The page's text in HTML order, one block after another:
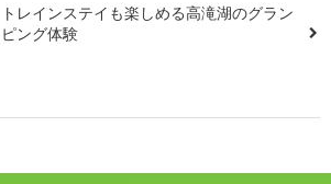
トレインステイも楽しめる高滝湖のグラン
ピング体験